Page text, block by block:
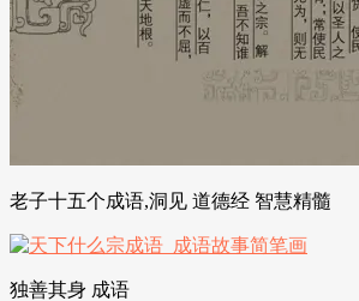
老子十五个成语,洞见 道德经 智慧精髓
独善其身 成语